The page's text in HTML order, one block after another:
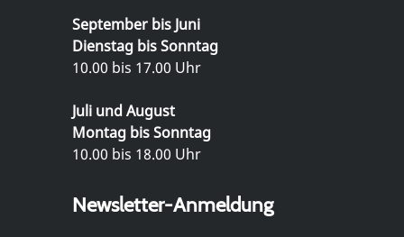
September bis Juni
Dienstag bis Sonntag
10.00 bis 17.00 Uhr
Juli und August
Montag bis Sonntag
10.00 bis 18.00 Uhr
Newsletter-Anmeldung